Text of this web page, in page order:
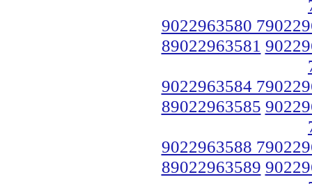
9022963580
89022963581
9022963584
89022963585
9022963588
89022963589